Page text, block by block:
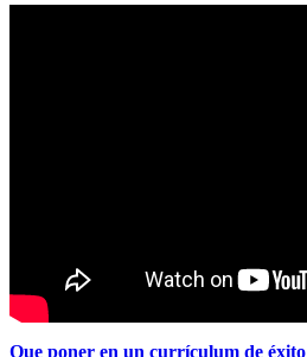
Que poner en un currículum de éxito